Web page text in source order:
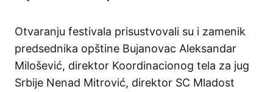
Otvaranju festivala prisustvovali su i zamenik
predsednika opštine Bujanovac Aleksandar
Milošević, direktor Koordinacionog tela za jug
Srbije Nenad Mitrović, direktor SC Mladost